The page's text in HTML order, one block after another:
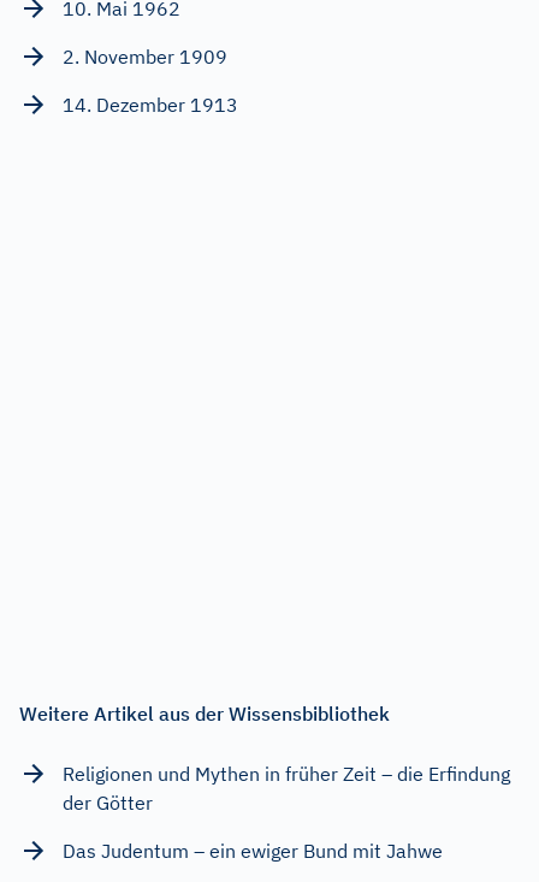
10. Mai 1962
2. November 1909
14. Dezember 1913
Weitere Artikel aus der Wissensbibliothek
Religionen und Mythen in früher Zeit – die Erfindung
der Götter
Das Judentum – ein ewiger Bund mit Jahwe